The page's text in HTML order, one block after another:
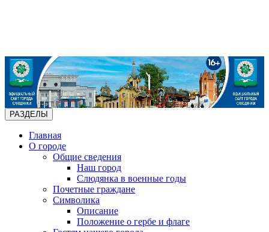
РАЗДЕЛЫ
Главная
О городе
Общие сведения
Наш город
Слюдянка в военные годы
Почетные граждане
Символика
Описание
Положение о гербе и флаге